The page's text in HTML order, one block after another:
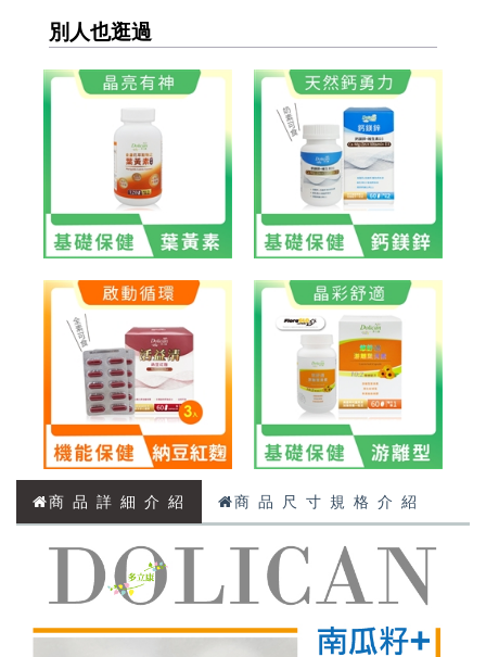
別人也逛過
商 品 詳 細 介 紹 商 品 尺 寸 規 格 介 紹